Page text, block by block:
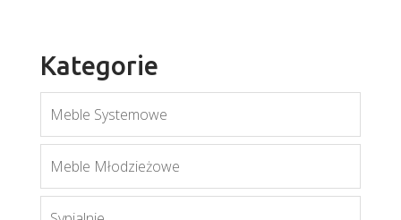
Więcej
Kategorie
Meble Systemowe
Meble Młodzieżowe